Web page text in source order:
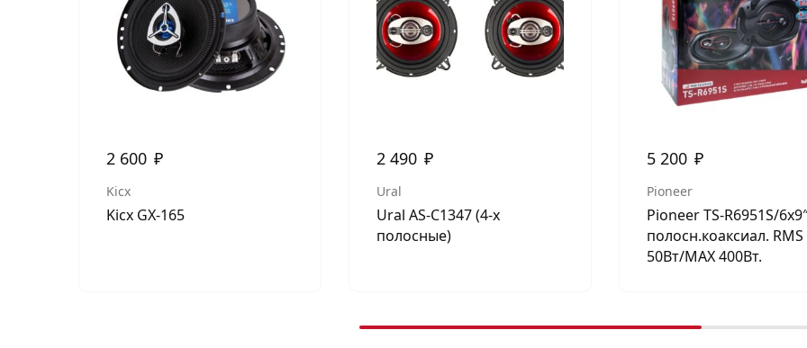
2 600 ₽
Kicx
Kicx GX-165
2 490 ₽
Ural
Ural AS-C1347 (4-х
полосные)
5 200 ₽
Pioneer
Pioneer TS-R6951S/
полосн.коаксиал. RMS
50Вт/МАХ 400Вт.